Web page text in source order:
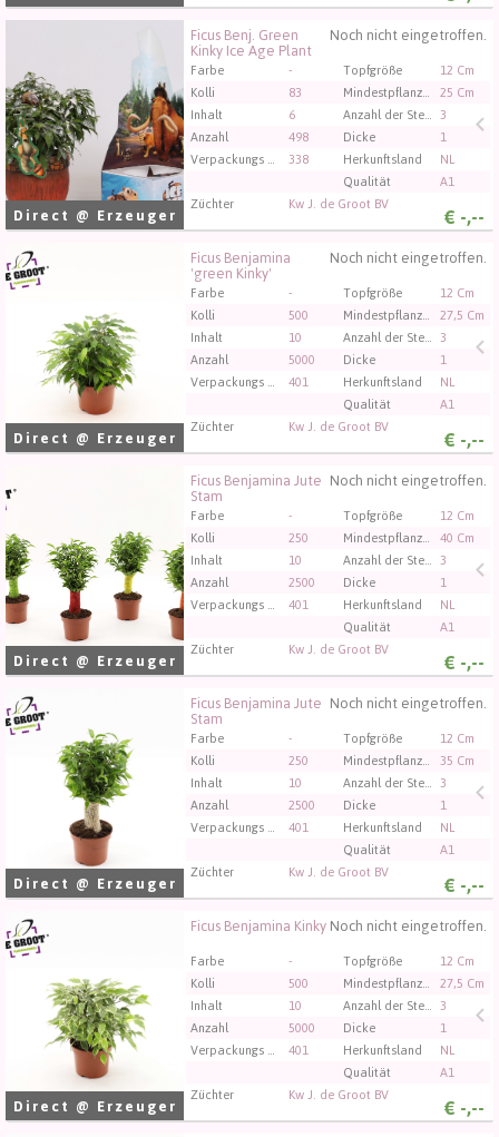
Direct @ Erzeuger
Noch nicht eingetroffen.
Ficus Benj. Green
Kinky Ice Age Plant
Farbe - Topfgröße
12 Cm
Kolli
83 Mindestpflanzenhöhe
25 Cm
Inhalt
6 Anzahl der Stecklinge/Pflanzen pro Topf
3
Anzahl
498 Dicke
1
338 Herkunftsland
NL
Qualität
A1
Züchter
Kw J. de Groot BV
€ -,--
Ficus Benj. Green Kinky Ice Age Plant
Sie müssen angemeldet sein, um kaufen zu können.
Klicken Sie hier, um sich einzuloggen.
Direct @ Erzeuger
Noch nicht eingetroffen.
Ficus Benjamina
'green Kinky'
Farbe - Topfgröße
12 Cm
Kolli
500 Mindestpflanzenhöhe
27,5 Cm
Inhalt
10 Anzahl der Stecklinge/Pflanzen pro Topf
3
Anzahl
5000 Dicke
1
401 Herkunftsland
NL
Qualität
A1
Züchter
Kw J. de Groot BV
€ -,--
Ficus Benjamina 'green Kinky'
Sie müssen angemeldet sein, um kaufen zu können.
Klicken Sie hier, um sich einzuloggen.
Direct @ Erzeuger
Noch nicht eingetroffen.
Ficus Benjamina Jute
Stam
Farbe - Topfgröße
12 Cm
Kolli
250 Mindestpflanzenhöhe
40 Cm
Inhalt
10 Anzahl der Stecklinge/Pflanzen pro Topf
3
Anzahl
2500 Dicke
1
401 Herkunftsland
NL
Qualität
A1
Züchter
Kw J. de Groot BV
€ -,--
Ficus Benjamina Jute Stam
Sie müssen angemeldet sein, um kaufen zu können.
Klicken Sie hier, um sich einzuloggen.
Direct @ Erzeuger
Noch nicht eingetroffen.
Ficus Benjamina Jute
Stam
Farbe - Topfgröße
12 Cm
Kolli
250 Mindestpflanzenhöhe
35 Cm
Inhalt
10 Anzahl der Stecklinge/Pflanzen pro Topf
3
Anzahl
2500 Dicke
1
401 Herkunftsland
NL
Qualität
A1
Züchter
Kw J. de Groot BV
€ -,--
Ficus Benjamina Jute Stam
Sie müssen angemeldet sein, um kaufen zu können.
Klicken Sie hier, um sich einzuloggen.
Direct @ Erzeuger
Noch nicht eingetroffen.
Ficus Benjamina Kinky
Farbe - Topfgröße
12 Cm
Kolli
500 Mindestpflanzenhöhe
27,5 Cm
Inhalt
10 Anzahl der Stecklinge/Pflanzen pro Topf
3
Anzahl
5000 Dicke
1
401 Herkunftsland
NL
Qualität
A1
Züchter
Kw J. de Groot BV
€ -,--
Ficus Benjamina Kinky
Sie müssen angemeldet sein, um kaufen zu können.
Klicken Sie hier, um sich einzuloggen.